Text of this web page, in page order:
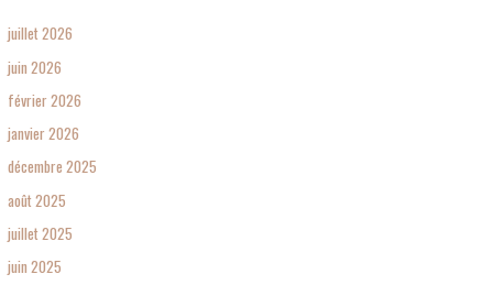
juillet 2026
juin 2026
février 2026
janvier 2026
décembre 2025
août 2025
juillet 2025
juin 2025